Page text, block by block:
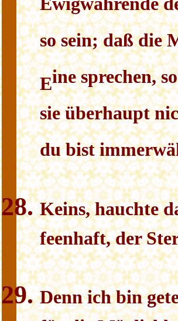
Ewigwährende
so sein; daß die
Eine sprechen,
sie überhaupt
du bist
Keins, hauchte
feenhaft, der
Denn ich bin